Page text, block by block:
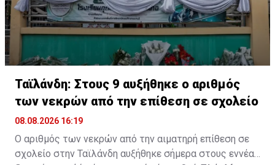
Ταϊλάνδη: Στους 9 αυξήθηκε ο αριθμός
των νεκρών από την επίθεση σε σχολείο
08.08.2026 16:19
Ο αριθμός των νεκρών από την αιματηρή επίθεση σε
σχολείο στην Ταϊλάνδη αυξήθηκε σήμερα στους εννέα